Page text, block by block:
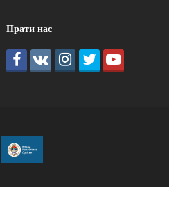
Прати нас